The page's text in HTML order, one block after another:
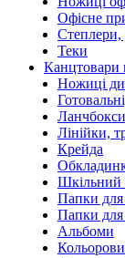
Офісне
Степлери,
Теки
Канцтовари
Ножиці
Лінійки,
Крейда
Шкільний
Папки для
Папки
Альбоми